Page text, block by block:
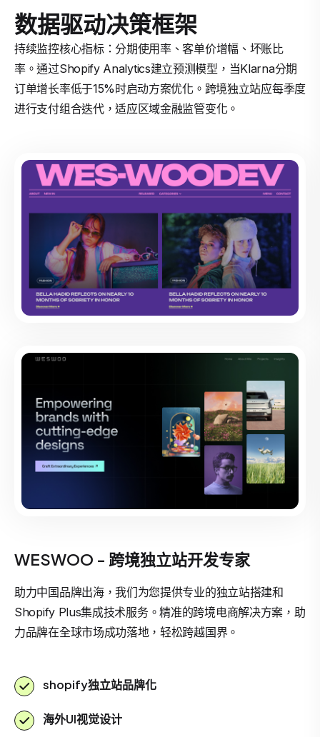
数据驱动决策框架
持续监控核心指标：分期使用率、客单价增幅、坏账比
率。通过Shopify Analytics建立预测模型，当Klarna分期
订单增长率低于15%时启动方案优化。跨境独立站应每季度
进行支付组合迭代，适应区域金融监管变化。
WESWOO - 跨境独立站开发专家
助力中国品牌出海，我们为您提供专业的独立站搭建和
Shopify Plus集成技术服务。精准的跨境电商解决方案，助
力品牌在全球市场成功落地，轻松跨越国界。
shopify独立站品牌化
海外UI视觉设计